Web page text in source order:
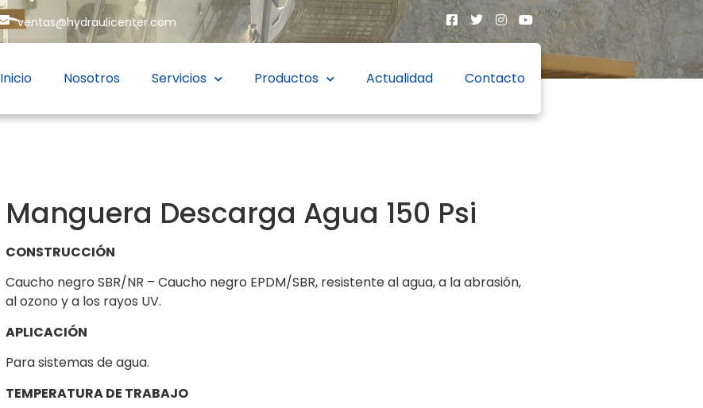
ventas@hydraulicenter.com
Inicio Nosotros Servicios Productos Actualidad Contacto
Manguera Descarga Agua 150 Psi
CONSTRUCCIÓN
Caucho negro SBR/NR – Caucho negro EPDM/SBR, resistente al agua, a la abrasión,
al ozono y a los rayos UV.
APLICACIÓN
Para sistemas de agua.
TEMPERATURA DE TRABAJO